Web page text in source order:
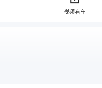
视频看车